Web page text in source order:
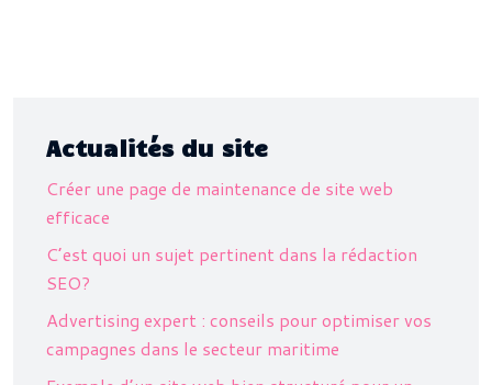
Actualités du site
Créer une page de maintenance de site web
efficace
C’est quoi un sujet pertinent dans la rédaction
SEO?
Advertising expert : conseils pour optimiser vos
campagnes dans le secteur maritime